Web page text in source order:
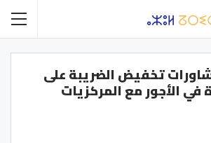
تخفيض الضريبة على
في الأجور مع المركزيات